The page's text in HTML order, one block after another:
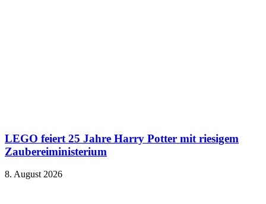
LEGO feiert 25 Jahre Harry Potter mit riesigem
Zaubereiministerium
8. August 2026